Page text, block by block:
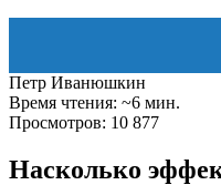
Петр Иванюшкин
Время чтения: ~6 мин.
Просмотров: 10 877
Насколько